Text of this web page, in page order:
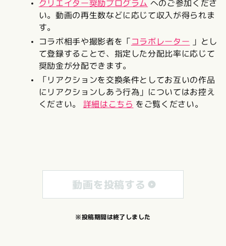
い。動画の再生数などに応じて収入が得られま
す。
コラボ相手や撮影者を「コラボレーター 」とし
て登録することで、指定した分配比率に応じて
奨励金が分配できます。
「リアクションを交換条件としてお互いの作品
にリアクションしあう行為」についてはお控え
ください。 詳細はこちら をご覧ください。
動画を投稿する
※投稿期間は終了しました